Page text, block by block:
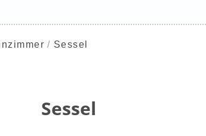
Sessel
Sessel